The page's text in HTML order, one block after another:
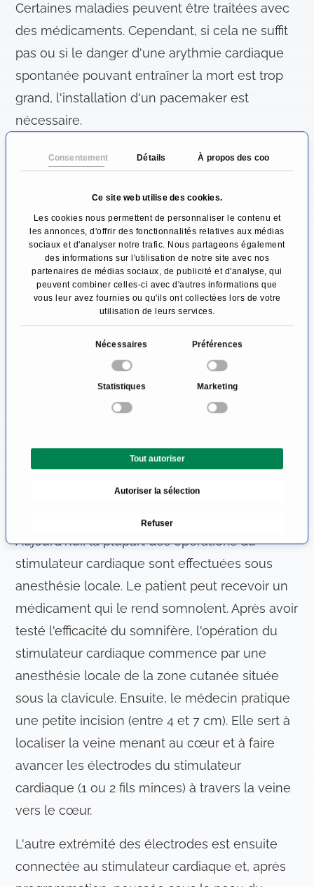
Consentement Détails À propos des cookies
Ce site web utilise des cookies.
Les cookies nous permettent de personnaliser le contenu et
les annonces, d'offrir des fonctionnalités relatives aux médias
sociaux et d'analyser notre trafic. Nous partageons également
des informations sur l'utilisation de notre site avec nos
partenaires de médias sociaux, de publicité et d'analyse, qui
peuvent combiner celles-ci avec d'autres informations que
vous leur avez fournies ou qu'ils ont collectées lors de votre
utilisation de leurs services.
o
n
n
t
e
n
Nécessaires Préférences
Statistiques Marketing
Tout autoriser
Autoriser la sélection
Refuser
Certaines maladies peuvent être traitées avec
des médicaments. Cependant, si cela ne suffit
pas ou si le danger d'une arythmie cardiaque
spontanée pouvant entraîner la mort est trop
grand, l'installation d'un pacemaker est
nécessaire.
Comment fonctionne la chirurgie
du stimulateur cardiaque?
Après un diagnostic suffisant, un rendez-vous
pour l'implantation (implantation) du
stimulateur cardiaque est pris avec votre
cardiologue ou votre interniste. Le cardiologue
discute avec le patient de la nécessité
d'interrompre certains médicaments avant
l'intervention. Il s'agit en particulier de
médicaments anticoagulants.
Contrairement à la chirurgie des vaisseaux
coronariens (pontage coronarien),
nécessite pas de chirurgie à cœur ouvert. Ce
traitement est l'une des interventions
Aujourd'hui, la plupart des opérations du
stimulateur cardiaque sont effectuées sous
anesthésie locale. Le patient peut recevoir un
médicament qui le rend somnolent. Après avoir
testé l'efficacité du somnifère, l'opération du
stimulateur cardiaque commence par une
anesthésie locale de la zone cutanée située
sous la clavicule. Ensuite, le médecin pratique
une petite incision (entre 4 et 7 cm). Elle sert à
localiser la veine menant au cœur et à faire
avancer les électrodes du stimulateur
cardiaque (1 ou 2 fils minces) à travers la veine
vers le cœur.
L'autre extrémité des électrodes est ensuite
connectée au stimulateur cardiaque et, après